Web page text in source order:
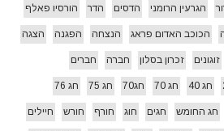
הגרעין הרומני הדסים הדר הורסיו פאלף
הכוכב האדום פראג הנצחה הפגנה הצגה
זוגונים זכרון בסלון חברה חברים
חג 40 חג 70 חג70 חג 75 חג 76
חג החומש חגים חוג חורף חורש חיילים